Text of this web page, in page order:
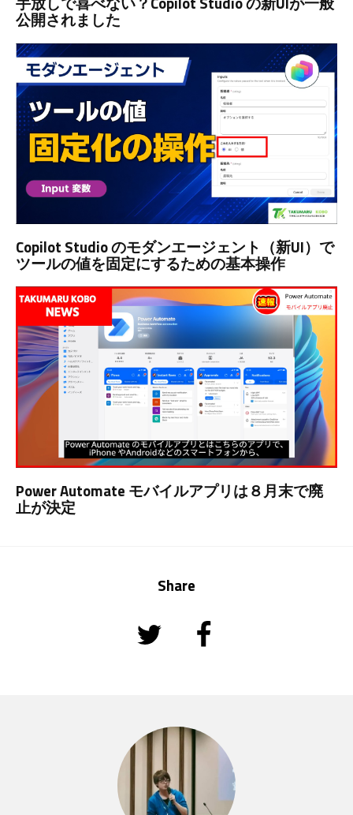
公開されました
Copilot Studio のモダンエージェント（新UI）で
ツールの値を固定にするための基本操作
Power Automate モバイルアプリは８月末で廃
止が決定
Share